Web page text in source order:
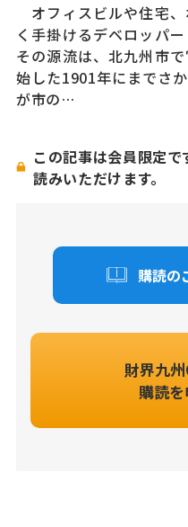
オフィスビルや住宅
く手掛けるデベロッパ
その源流は、北九州市
始した1901年にまでさ
が市の…
この記事は会員限定で
読みいただけます。
購読の
財界九
購読